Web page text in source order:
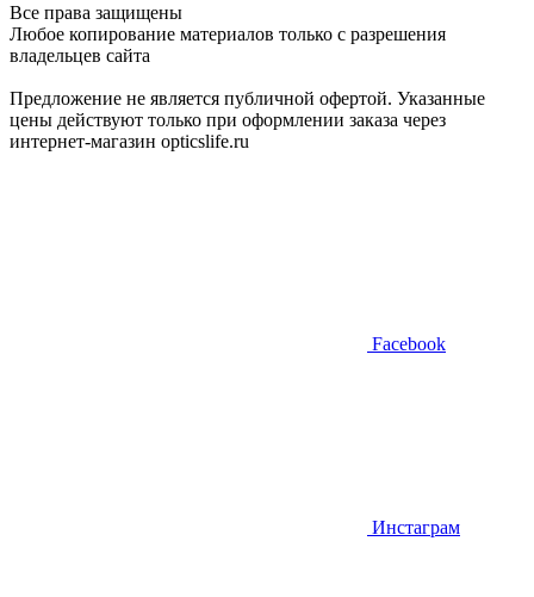
Все права защищены
Любое копирование материалов только с разрешения
владельцев сайта
Предложение не является публичной офертой. Указанные
цены действуют только при оформлении заказа через
интернет-магазин opticslife.ru
Facebook
Инстаграм